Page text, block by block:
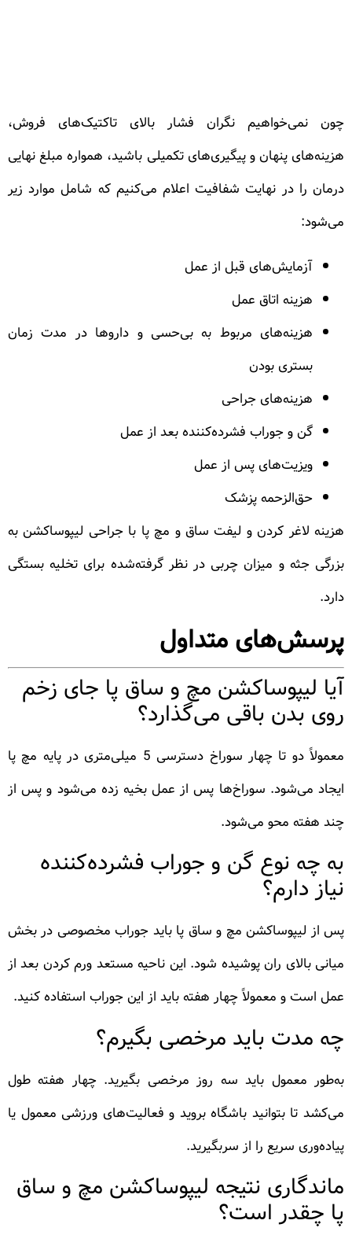
چون نمی‌خواهیم نگران فشار بالای تاکتیک‌های فروش،
هزینه‌های پنهان و پیگیری‌های تکمیلی باشید، همواره مبلغ نهایی
درمان را در نهایت شفافیت اعلام می‌کنیم که شامل موارد زیر
می‌شود:
آزمایش‌های قبل از عمل
هزینه اتاق عمل
هزینه‌های مربوط به بی‌حسی و داروها در مدت زمان
بستری بودن
هزینه‌های جراحی
گن و جوراب فشرده‌کننده بعد از عمل
ویزیت‌های پس از عمل
حق‌الزحمه پزشک
هزینه لاغر کردن و لیفت ساق و مچ پا با جراحی لیپوساکشن به
بزرگی جثه و میزان چربی در نظر گرفته‌شده برای تخلیه بستگی
دارد.
پرسش‌های متداول
آیا لیپوساکشن مچ و ساق پا جای زخم
روی بدن باقی می‌گذارد؟
معمولاً دو تا چهار سوراخ دسترسی 5 میلی‌متری در پایه مچ پا
ایجاد می‌شود. سوراخ‌ها پس از عمل بخیه زده می‌شود و پس از
چند هفته محو می‌شود.
به چه نوع گن و جوراب فشرده‌کننده
نیاز دارم؟
پس از لیپوساکشن مچ و ساق پا باید جوراب مخصوصی در بخش
میانی بالای ران پوشیده شود. این ناحیه مستعد ورم کردن بعد از
عمل است و معمولاً چهار هفته باید از این جوراب استفاده کنید.
چه مدت باید مرخصی بگیرم؟
به‌طور معمول باید سه روز مرخصی بگیرید. چهار هفته طول
می‌کشد تا بتوانید باشگاه بروید و فعالیت‌های ورزشی معمول یا
پیاده‌وری سریع را از سربگیرید.
ماندگاری نتیجه لیپوساکشن مچ و ساق
پا چقدر است؟